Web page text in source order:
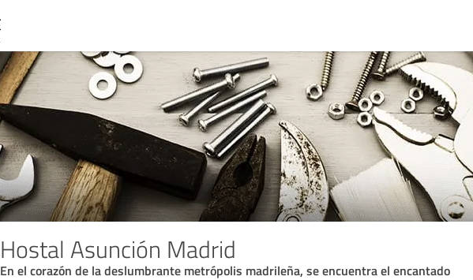
Hostal Asunción Madrid
En el corazón de la deslumbrante metrópolis madrileña, se encuentra el encantado